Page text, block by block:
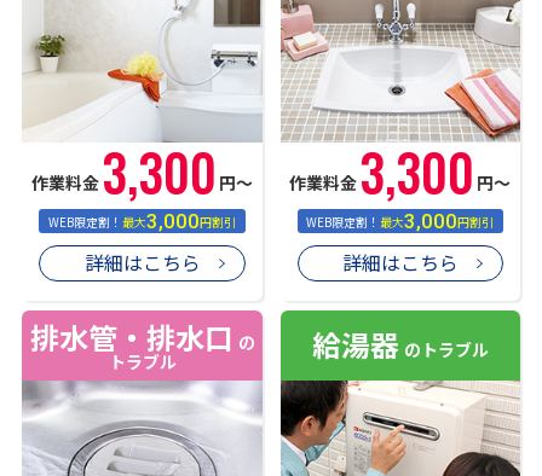
作業料金 3,300 円〜
WEB限定割！最大3,000円割引
詳細はこちら
作業料金 3,300 円〜
WEB限定割！最大3,000円割引
詳細はこちら
排水管・排水口 の
トラブル
給湯器 のトラブル